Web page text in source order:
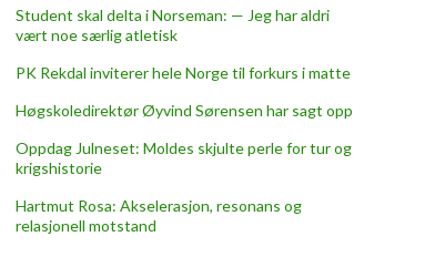
Student skal delta i Norseman: — Jeg har aldri
vært noe særlig atletisk
PK Rekdal inviterer hele Norge til forkurs i matte
Høgskoledirektør Øyvind Sørensen har sagt opp
Oppdag Julneset: Moldes skjulte perle for tur og
krigshistorie
Hartmut Rosa: Akselerasjon, resonans og
relasjonell motstand